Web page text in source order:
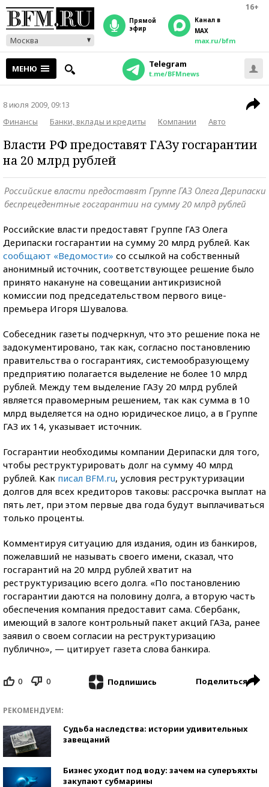
16+
Москва
прямой
эфир
Канал в
MAX
max.ru/bfm
МЕНЮ Telegram
t.me/BFMnews
8 июля 2009, 09:13
Финансы
Банки, вклады и кредиты Компании Авто
Власти РФ предоставят ГАЗу госгарантии
на 20 млрд рублей
Российские власти предоставят Группе ГАЗ Олега Дерипаски
беспрецедентные госгарантии на сумму 20 млрд рублей
Российские власти предоставят Группе ГАЗ Олега
Дерипаски госгарантии на сумму 20 млрд рублей. Как
сообщают «Ведомости» со ссылкой на собственный
анонимный источник, соответствующее решение было
принято накануне на совещании антикризисной
комиссии под председательством первого вице-
премьера Игоря Шувалова.
Собеседник газеты подчеркнул, что это решение пока не
задокументировано, так как, согласно постановлению
правительства о госгарантиях, системообразующему
предприятию полагается выделение не более 10 млрд
рублей. Между тем выделение ГАЗу 20 млрд рублей
является правомерным решением, так как сумма в 10
млрд выделяется на одно юридическое лицо, а в Группе
ГАЗ их 14, указывает источник.
Госгарантии необходимы компании Дерипаски для того,
чтобы реструктурировать долг на сумму 40 млрд
рублей. Как писал BFM.ru, условия реструктуризации
долгов для всех кредиторов таковы: рассрочка выплат на
пять лет, при этом первые два года будут выплачиваться
только проценты.
Комментируя ситуацию для издания, один из банкиров,
пожелавший не называть своего имени, сказал, что
госгарантий на 20 млрд рублей хватит на
реструктуризацию всего долга. «По постановлению
госгарантии даются на половину долга, а вторую часть
обеспечения компания предоставит сама. Сбербанк,
имеющий в залоге контрольный пакет акций ГАЗа, ранее
заявил о своем согласии на реструктуризацию
публично», — цитирует газета слова банкира.
0 0 Подпишись Поделиться
РЕКОМЕНДУЕМ:
Судьба наследства: истории удивительных
завещаний
Бизнес уходит под воду: зачем на суперъяхты
закупают субмарины